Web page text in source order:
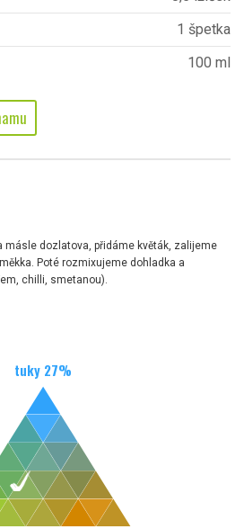
1 špetka
100 ml
másle dozlatova, přidáme květák, zalijeme
Poté rozmixujeme dohladka a
chilli, smetanou).
tuky 27%